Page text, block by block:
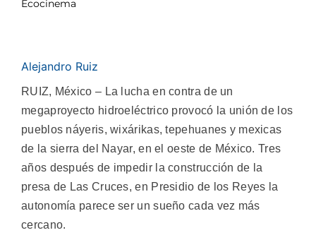
Ecocinema
Alejandro Ruiz
RUIZ, México – La lucha en contra de un
megaproyecto hidroeléctrico provocó la unión de los
pueblos náyeris, wixárikas, tepehuanes y mexicas
de la sierra del Nayar, en el oeste de México. Tres
años después de impedir la construcción de la
presa de Las Cruces, en Presidio de los Reyes la
autonomía parece ser un sueño cada vez más
cercano.